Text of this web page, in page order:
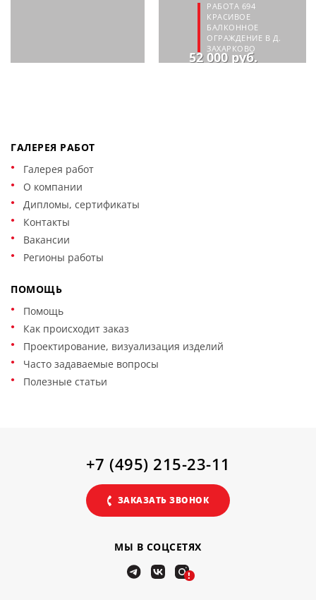
РАБОТА 694
КРАСИВОЕ
БАЛКОННОЕ
ОГРАЖДЕНИЕ В Д.
ЗАХАРКОВО
52 000 руб.
ГАЛЕРЕЯ РАБОТ
Галерея работ
О компании
Дипломы, сертификаты
Контакты
Вакансии
Регионы работы
ПОМОЩЬ
Помощь
Как происходит заказ
Проектирование, визуализация изделий
Часто задаваемые вопросы
Полезные статьи
МЫ В СОЦСЕТЯХ
!
+7 (495) 215-23-11
ЗАКАЗАТЬ ЗВОНОК